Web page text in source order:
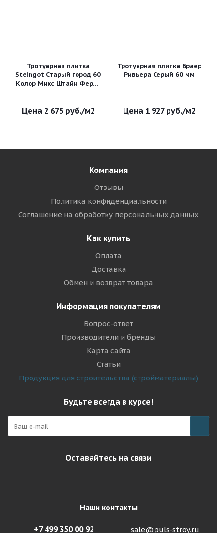
Тротуарная плитка
Steingot Старый город 60
Колор Микс Штайн Ферро
2 675руб./м2
Тротуарная плитка Браер
Ривьера Серый 60 мм
1 927руб./м2
Компания
Отзывы
Политика конфиденциальности
Соглашение на обработку персональных данных
Как купить
Оплата
Доставка
Обмен и возврат товара
Информация покупателям
Вопрос-ответ
Производители и бренды
Карта сайта
Статьи
Продукция для строительства (стройматериалы)
Будьте всегда в курсе!
Оставайтесь на связи
Наши контакты
+7 499 350 00 92 sale@puls-stroy.ru